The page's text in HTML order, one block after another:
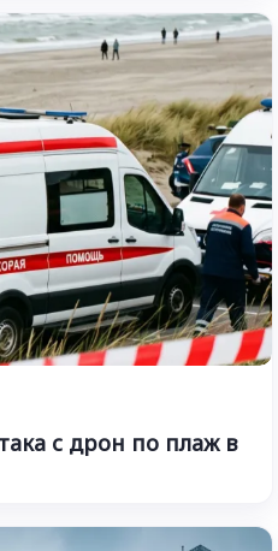
с дрон по плаж в